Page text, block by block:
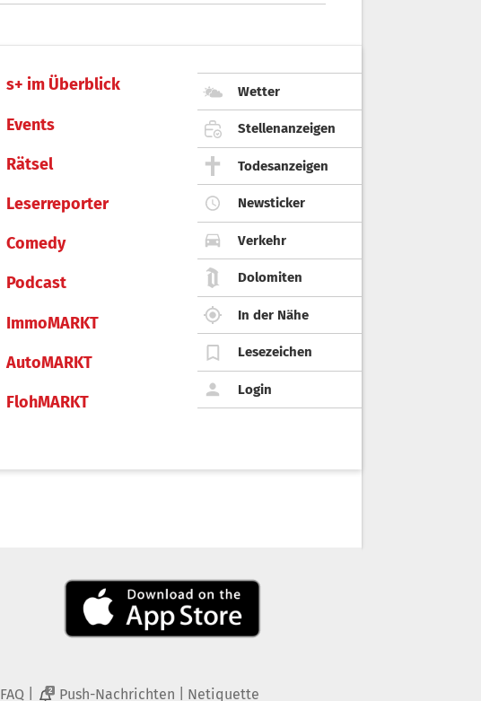
s+ im Überblick
Events
Rätsel
Leserreporter
Comedy
Podcast
ImmoMARKT
AutoMARKT
FlohMARKT
Wetter
Stellenanzeigen
Todesanzeigen
Newsticker
Verkehr
Dolomiten
In der Nähe
Lesezeichen
Login
FAQ 2 Push-Nachrichten Netiquette